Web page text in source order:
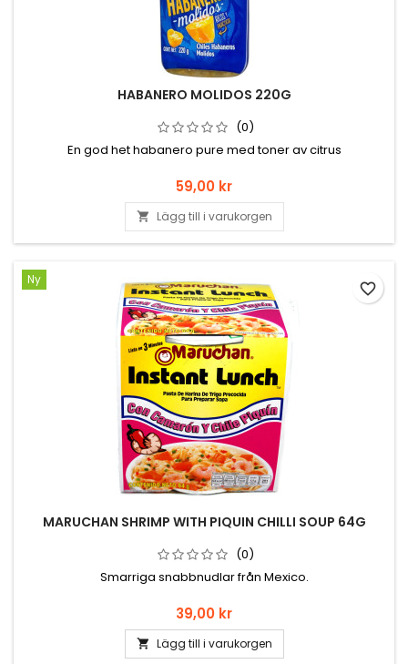
HABANERO MOLIDOS 220G
(0)
En god het habanero pure med toner av citrus
Pris
59,00 kr
 Lägg till i varukorgen
Ny
MARUCHAN SHRIMP WITH PIQUIN CHILLI SOUP 64G
(0)
Smarriga snabbnudlar från Mexico.
Pris
39,00 kr
 Lägg till i varukorgen
favorite_border